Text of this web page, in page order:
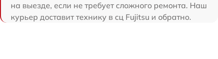
на выезде, если не требует сложного ремонта. Наш
курьер доставит технику в сц Fujitsu и обратно.